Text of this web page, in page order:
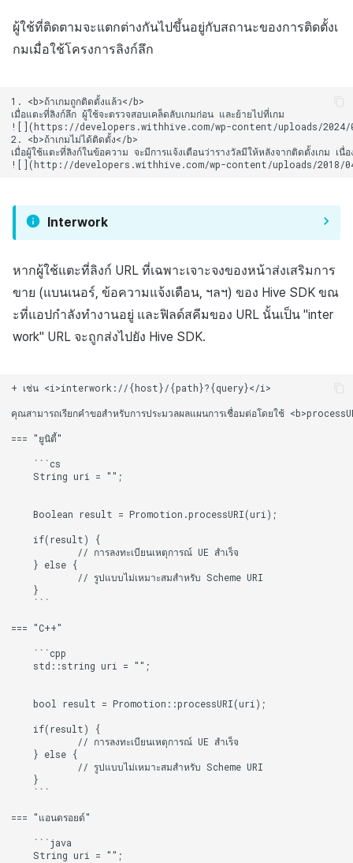
ผู้ใช้ที่ติดตามจะแตกต่างกันไปขึ้นอยู่กับสถานะของการติดตั้งเ
กมเมื่อใช้โครงการลิงก์ลึก
1. <b>ถ้าเกมถูกติดตั้งแล้ว</b>
เมื่อแตะที่ลิงก์ลึก ผู้ใช้จะตรวจสอบเคล็ดลับเกมก่อน และย้ายไปที่เกม
![](https://developers.withhive.com/wp-content/uploads/2024/
2. <b>ถ้าเกมไม่ได้ติดตั้ง</b>
เมื่อผู้ใช้แตะที่ลิงก์ในข้อความ จะมีการแจ้งเตือนว่ารางวัลมีให้หลังจากติดตั้งเ
Interwork
หากผู้ใช้แตะที่ลิงก์ URL ที่เฉพาะเจาะจงของหน้าส่งเสริมการ
ขาย (แบนเนอร์, ข้อความแจ้งเตือน, ฯลฯ) ของ Hive SDK ขณ
ะที่แอปกำลังทำงานอยู่ และฟิลด์สคีมของ URL นั้นเป็น "inter
work" URL จะถูกส่งไปยัง Hive SDK.
+ เช่น <i>interwork://{host}/{path}?{query}</i>
คุณสามารถเรียกคำขอสำหรับการประมวลผลแผนการเชื่อมต่อโดยใช้
=== "ยูนิตี้"
    ```cs
    String uri = "";
    Boolean result = Promotion.processURI(uri);
    if(result) {
            // การลงทะเบียนเหตุการณ์ UE สำเร็จ
    } else {
            // รูปแบบไม่เหมาะสมสำหรับ Scheme URI
    }
    ```
=== "C++"
    ```cpp
    std::string uri = "";
    bool result = Promotion::processURI(uri);
    if(result) {
            // การลงทะเบียนเหตุการณ์ UE สำเร็จ
    } else {
            // รูปแบบไม่เหมาะสมสำหรับ Scheme URI
    }
    ```
=== "แอนดรอยด์"
    ```java
    String uri = "";